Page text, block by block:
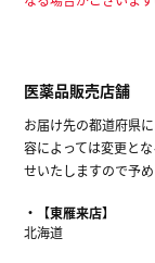
医薬品販売店舗
お届け先の都道府県
容によっては変更と
せいたしますので予め
【東雁来店】
北海道